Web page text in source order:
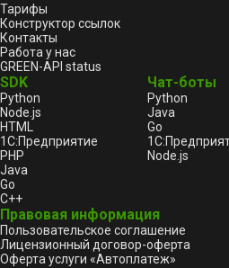
Тарифы
Конструктор ссылок
Контакты
Работа у нас
GREEN-API status
SDK
Python
Node.js
HTML
1С:Предприятие
PHP
Java
Go
C++
Чат-боты
Python
Java
Go
Node.js
Правовая информация
Пользовательское соглашение
Лицензионный договор-оферта
Оферта услуги «Автоплатеж»